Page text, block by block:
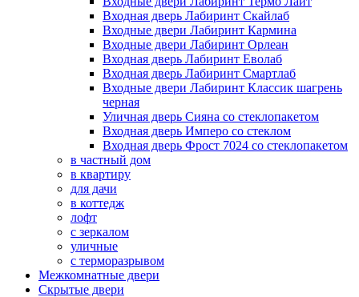
Входная дверь Лабиринт Скайлаб
Входные двери Лабиринт Кармина
Входные двери Лабиринт Орлеан
Входная дверь Лабиринт Еволаб
Входная дверь Лабиринт Смартлаб
Входные двери Лабиринт Классик шагрень
черная
Уличная дверь Сияна со стеклопакетом
Входная дверь Имперо со стеклом
Входная дверь Фрост 7024 со стеклопакетом
в частный дом
в квартиру
для дачи
в коттедж
лофт
с зеркалом
уличные
с терморазрывом
Межкомнатные двери
Скрытые двери